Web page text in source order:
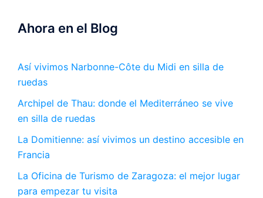
Ahora en el Blog
Así vivimos Narbonne-Côte du Midi en silla de
ruedas
Archipel de Thau: donde el Mediterráneo se vive
en silla de ruedas
La Domitienne: así vivimos un destino accesible en
Francia
La Oficina de Turismo de Zaragoza: el mejor lugar
para empezar tu visita